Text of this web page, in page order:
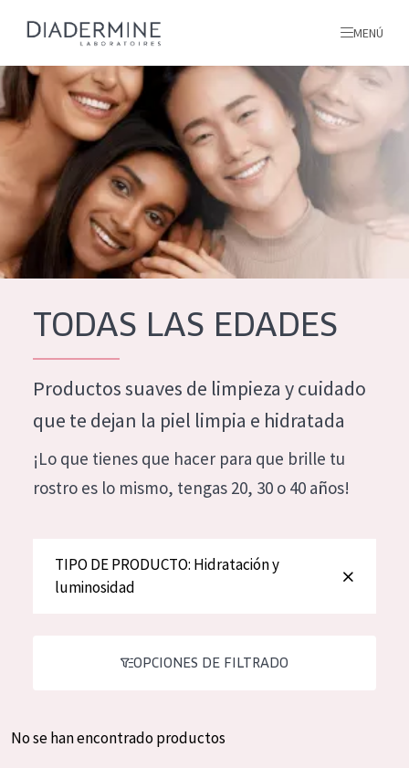
TIPO DE PRODUCTO
Hidratación y luminosidad
Reducción de arrugas
Regeneración
Piel menopáusica
TODOS NUESTROS
PRODUCTOS
todos nuestros productos
MENÚ
INICIO
INGREDIENTES
MÁS SOBRE NOSOTROS
INSPIRACIÓN
contacto
French
German
Spanish
TODAS LAS EDADES
Productos suaves de limpieza y cuidado
que te dejan la piel limpia e hidratada
¡Lo que tienes que hacer para que brille tu
rostro es lo mismo, tengas 20, 30 o 40 años!
TIPO DE PRODUCTO: Hidratación y
luminosidad
OPCIONES DE FILTRADO
No se han encontrado productos